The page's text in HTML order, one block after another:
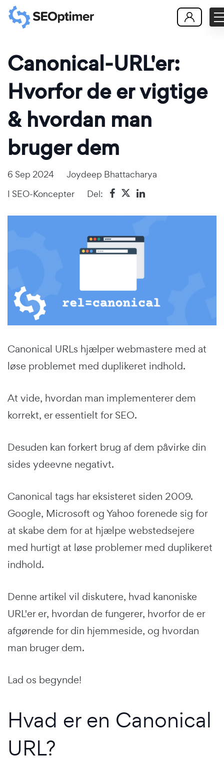
Canonical-URL'er:
Hvorfor de er vigtige
& hvordan man
bruger dem
6 Sep 2024
Joydeep Bhattacharya
I SEO-Koncepter Del:
Canonical URLs hjælper webmastere med at
løse problemet med duplikeret indhold.
At vide, hvordan man implementerer dem
korrekt, er essentielt for SEO.
Desuden kan forkert brug af dem påvirke din
sides ydeevne negativt.
Canonical tags har eksisteret siden 2009.
Google, Microsoft og Yahoo forenede sig for
at skabe dem for at hjælpe webstedsejere
med hurtigt at løse problemer med duplikeret
indhold.
Denne artikel vil diskutere, hvad kanoniske
URL'er er, hvordan de fungerer, hvorfor de er
afgørende for din hjemmeside, og hvordan
man bruger dem.
Lad os begynde!
Hvad er en Canonical
URL?